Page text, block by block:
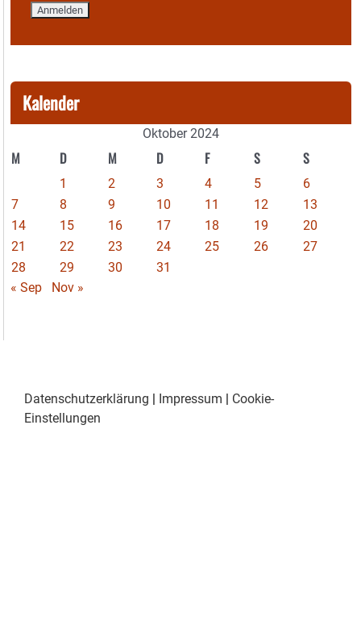
Kalender
Oktober 2024
M D M D F S S
1 2 3 4 5
6
7
8 9 10 11 12
13
14
15 16 17 18 19
20
21
22 23 24 25 26
27
28
29 30
31
« Sep
Nov »
Datenschutzerklärung | Impressum | Cookie-
Einstellungen